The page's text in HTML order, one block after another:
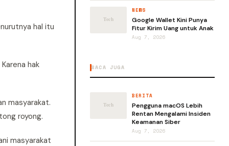
hal itu
hak
masyarakat.
royong.
masyarakat
NEWS
Google Wallet Kini Punya
Fitur Kirim Uang untuk Anak
Aug 7, 2026
BACA JUGA
BERITA
Pengguna macOS Lebih
Rentan Mengalami Insiden
Keamanan Siber
Aug 7, 2026